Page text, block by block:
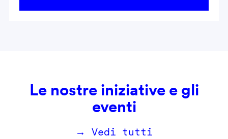
Le nostre iniziative e gli
eventi
→ Vedi tutti